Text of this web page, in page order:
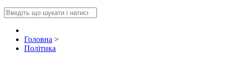
Головна >
Політика